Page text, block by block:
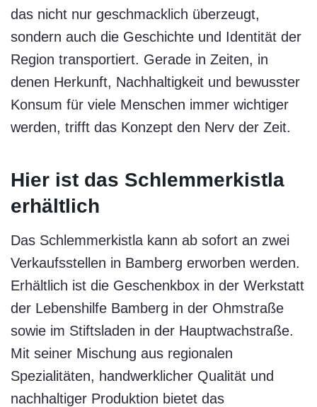
das nicht nur geschmacklich überzeugt,
sondern auch die Geschichte und Identität der
Region transportiert. Gerade in Zeiten, in
denen Herkunft, Nachhaltigkeit und bewusster
Konsum für viele Menschen immer wichtiger
werden, trifft das Konzept den Nerv der Zeit.
Hier ist das Schlemmerkistla
erhältlich
Das Schlemmerkistla kann ab sofort an zwei
Verkaufsstellen in Bamberg erworben werden.
Erhältlich ist die Geschenkbox in der Werkstatt
der Lebenshilfe Bamberg in der Ohmstraße
sowie im Stiftsladen in der Hauptwachstraße.
Mit seiner Mischung aus regionalen
Spezialitäten, handwerklicher Qualität und
nachhaltiger Produktion bietet das